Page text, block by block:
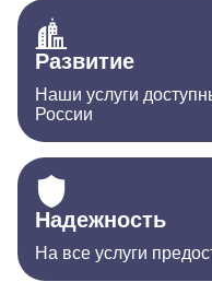
Развитие
Наши услуги
России
Надежность
На все услуги